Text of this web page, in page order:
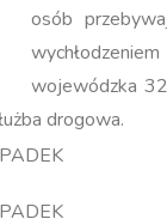
osób
wojewódzka
drogowa.